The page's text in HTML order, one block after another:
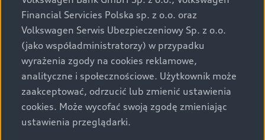
za dopłatą. Wiążące ustalenie ceny, wyposażenia i
specyfikacji pojazdu następują w umowie sprzedaży, a
określenie parametrów technicznych zawiera
świadectwo homologacji typu pojazdu. Zastrzegamy
sobie prawo do zmian i pomyłek. Wszelkie informacje
prezentowane na stronie są aktualne na dzień ich
zamieszczania. W celu uzyskania najnowszych
informacji prosimy kontaktować się z Partnerem Marki
Audi.
Financial Servicies Polska sp. z o.o. oraz
Volkswagen Serwis Ubezpieczeniowy Sp. z o.o.
(jako współadministratorzy) w przypadku
wyrażenia zgody na cookies reklamowe,
analityczne i społecznościowe. Użytkownik może
zaakceptować, odrzucić lub zmienić ustawienia
cookies. Może wycofać swoją zgodę zmieniając
ustawienia przeglądarki.